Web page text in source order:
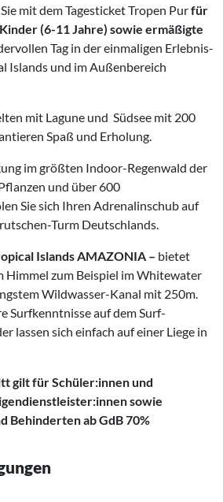
mit dem Tagesticket Tropen Purfür
(6-11 Jahre) sowie ermäßigte
Tag in der einmaligen Erlebnis-
Islands und im Außenbereich
mit Lagune und Südsee mit 200
Spaß und Erholung.
im größten Indoor-Regenwald der
und über 600
Sie sich Ihren Adrenalinschub auf
Turm Deutschlands.
Islands AMAZONIA – bietet
Himmel zum Beispiel im Whitewater
Wildwasser-Kanal mit 250m.
Surfkenntnisse auf dem Surf-
lassen sich einfach auf einer Liege in
gilt für Schüler:innen und
sowie
Behinderten ab GdB 70%